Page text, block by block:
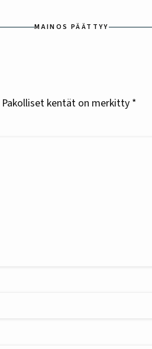
MAINOS PÄÄTTYY
Pakolliset kentät on merkitty *